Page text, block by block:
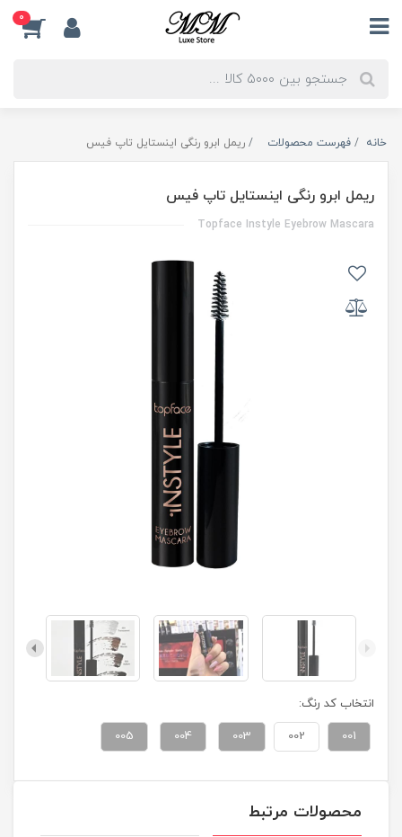
0
خانه فهرست محصولات ریمل ابرو رنگی اینستایل تاپ فیس
ریمل ابرو رنگی اینستایل تاپ فیس
Topface Instyle Eyebrow Mascara
انتخاب کد رنگ:
001
002
003
004
005
محصولات مرتبط